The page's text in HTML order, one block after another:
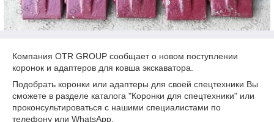
Компания OTR GROUP сообщает о новом поступлении
коронок и адаптеров для ковша экскаватора.
Подобрать коронки или адаптеры для своей спецтехники Вы
сможете в разделе каталога "Коронки для спецтехники" или
проконсультироваться с нашими специалистами по
телефону или WhatsApp.